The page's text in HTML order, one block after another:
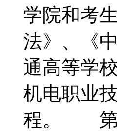
学院和考
法》、《
通高等学
机电职业
程。 第